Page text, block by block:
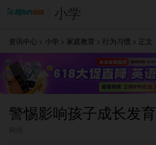
小学
资讯中心 > 小学 > 家庭教育 > 行为习惯 > 正文
警惕影响孩子成长发